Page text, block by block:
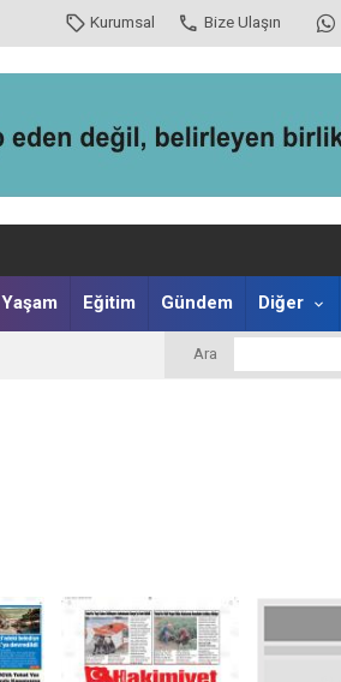
Kurumsal Bize Ulaşın
Yaşam Eğitim Gündem Diğer
Ara